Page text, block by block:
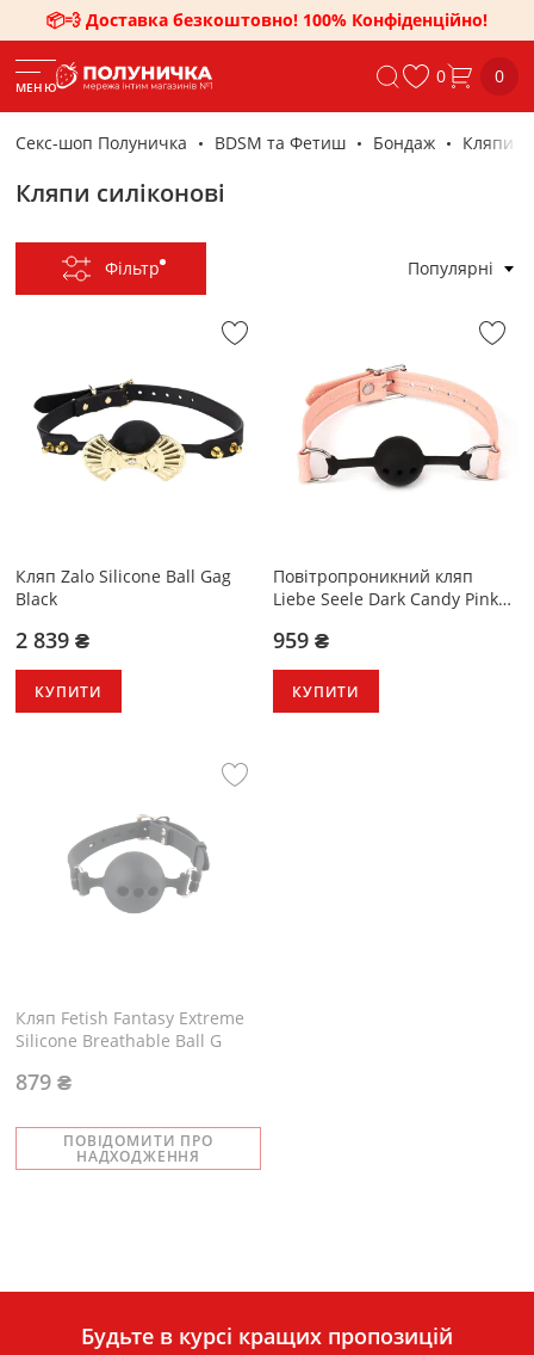
📦💨 Доставка безкоштовно! 100% Конфіденційно!
МЕНЮ 0 0
Секс-шоп Полуничка BDSM та Фетиш Бондаж Кляпи
Кляпи силіконові
Фільтр Популярні
Кляп Zalo Silicone Ball Gag
Black
2 839 ₴
КУПИТИ
Повітропроникний кляп
Liebe Seele Dark Candy Pink
959 ₴
КУПИТИ
Кляп Fetish Fantasy Extreme
Silicone Breathable Ball G
ПОВІДОМИТИ ПРО
НАДХОДЖЕННЯ
879 ₴
Будьте в курсі кращих пропозицій